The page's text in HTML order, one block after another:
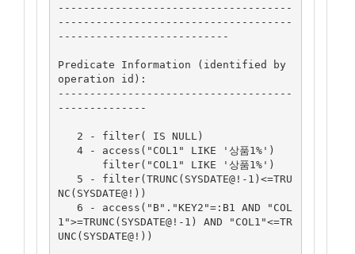
-------------------------------------
-------------------------------------
---------------------------
Predicate Information (identified by
operation id):
-------------------------------------
--------------
NC(SYSDATE@!))
1">=TRUNC(SYSDATE@!-1) AND "COL1"<=TR
UNC(SYSDATE@!))